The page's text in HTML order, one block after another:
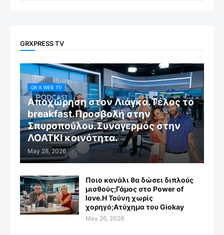
GRXPRESS TV
GR X WEB TV
Αποχώρηση στον Λιάγκα.Τέλος το
breakfast.Προσβολή στην
Σπυροπούλου.Συναγερμός στην
ΛΟΑΤΚΙ κοινότητα.
May 28, 2026
Ποιο κανάλι θα δώσει διπλούς
μισθούς;Γάμος στο Power of
love.Η Τούνη χωρίς
χορηγό;Aτύχημα του Giokay
May 26, 2026